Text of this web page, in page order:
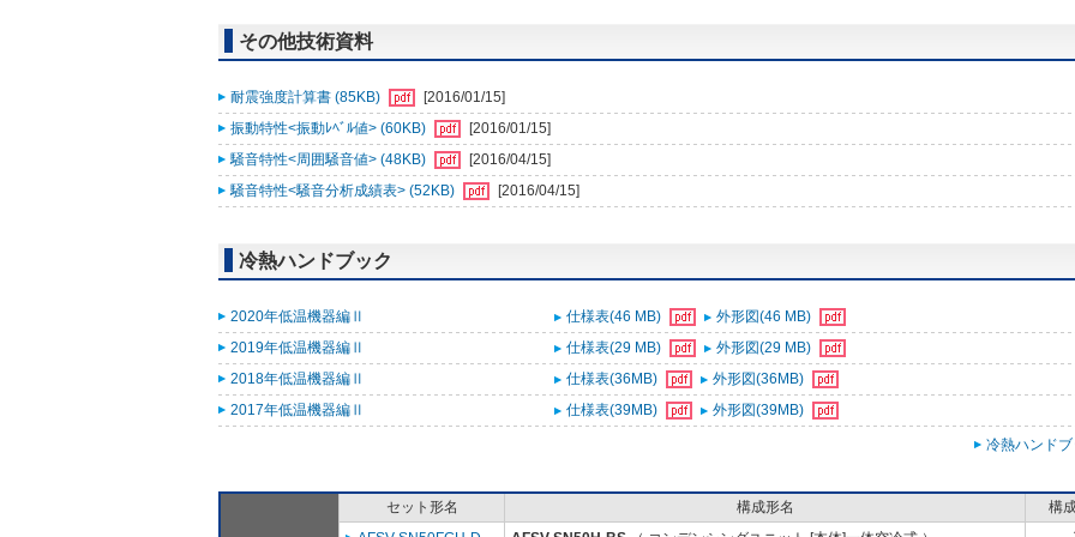
その他技術資料
耐震強度計算書 (85KB)
[2016/01/15]
振動特性<振動ﾚﾍﾞﾙ値> (60KB)
[2016/01/15]
騒音特性<周囲騒音値> (48KB)
[2016/04/15]
騒音特性<騒音分析成績表> (52KB)
[2016/04/15]
冷熱ハンドブック
2020年低温機器編Ⅱ 仕様表(46 MB)
外形図(46 MB)
2019年低温機器編Ⅱ
仕様表(29 MB)
外形図(29 MB)
2018年低温機器編Ⅱ
仕様表(36MB)
外形図(36MB)
2017年低温機器編Ⅱ
仕様表(39MB) 外形図(39MB)
冷熱ハンド
セット形名 構成形名
構